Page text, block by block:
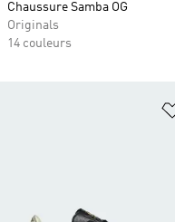
Chaussure Samba OG
Originals
14 couleurs